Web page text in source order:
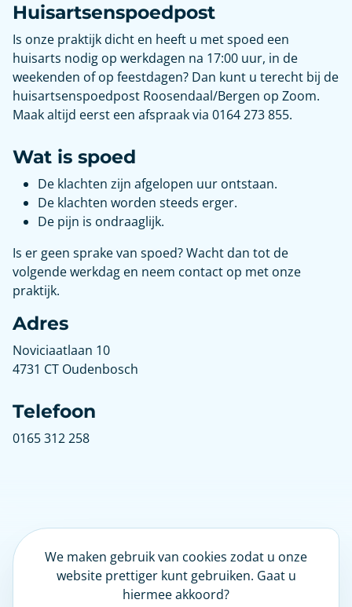
Huisartsenspoedpost
Is onze praktijk dicht en heeft u met spoed een
huisarts nodig op werkdagen na 17:00 uur, in de
weekenden of op feestdagen? Dan kunt u terecht bij de
huisartsenspoedpost Roosendaal/Bergen op Zoom.
Maak altijd eerst een afspraak via 0164 273 855.
Wat is spoed
De klachten zijn afgelopen uur ontstaan.
De klachten worden steeds erger.
De pijn is ondraaglijk.
Is er geen sprake van spoed? Wacht dan tot de
volgende werkdag en neem contact op met onze
praktijk.
Adres
Noviciaatlaan 10
4731 CT Oudenbosch
Telefoon
0165 312 258
LinkedIn
We maken gebruik van cookies zodat u onze
website prettiger kunt gebruiken. Gaat u
hiermee akkoord?